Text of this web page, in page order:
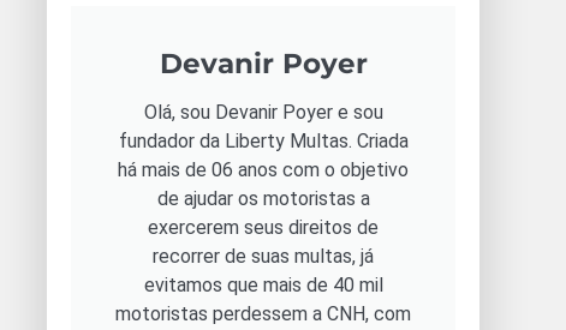
Devanir Poyer
Olá, sou Devanir Poyer e sou
fundador da Liberty Multas. Criada
há mais de 06 anos com o objetivo
de ajudar os motoristas a
exercerem seus direitos de
recorrer de suas multas, já
evitamos que mais de 40 mil
motoristas perdessem a CNH, com